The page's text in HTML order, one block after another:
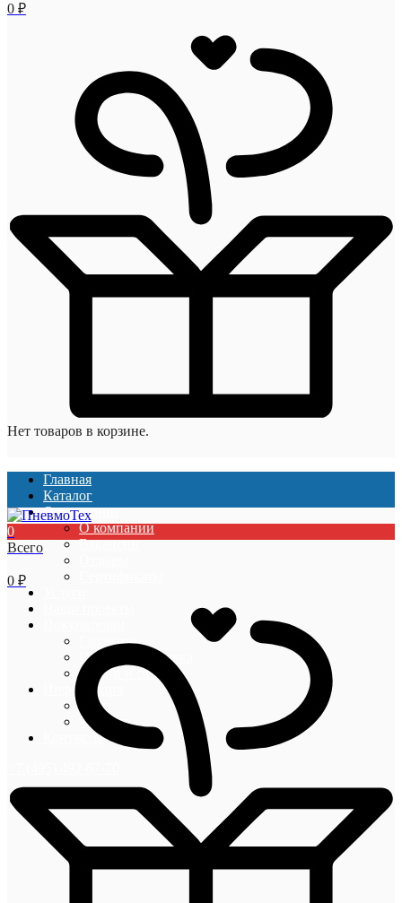
0 ₽
Нет товаров в корзине.
Главная
Каталог
О компании
О компании
Вакансии
Гарантии
Оплата и доставка
Акции и скидки
Информация
Блог
Новости
Контакты
0
Всего
0 ₽